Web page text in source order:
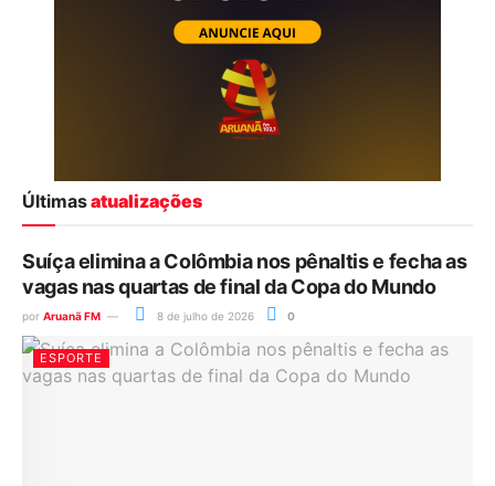
Últimasatualizações
Suíça elimina a Colômbia nos pênaltis e fecha as
vagas nas quartas de final da Copa do Mundo
por Aruanã FM 8 de julho de 2026 0
ESPORTE